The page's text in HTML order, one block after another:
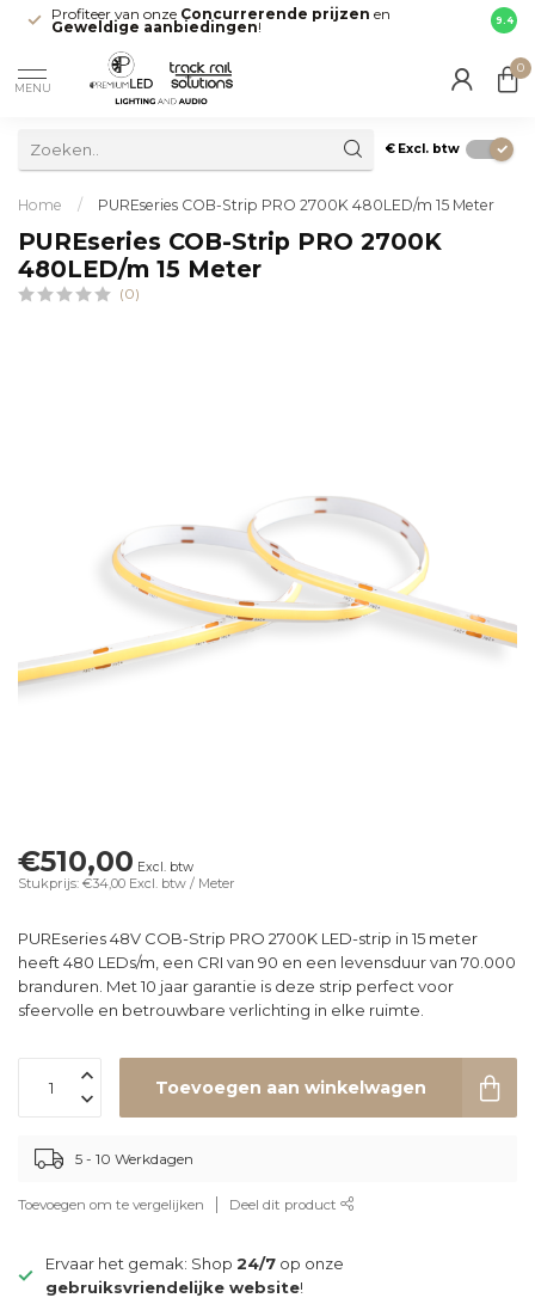
Profiteer van onze Concurrerende prijzen en
Geweldige aanbiedingen! direct
9.4
MENU
0
€ Excl. btw
Home / PUREseries COB-Strip PRO 2700K 480LED/m 15 Meter
PUREseries COB-Strip PRO 2700K
480LED/m 15 Meter
(0)
€510,00 Excl. btw
Stukprijs: €34,00 Excl. btw / Meter
PUREseries 48V COB-Strip PRO 2700K LED-strip in 15 meter
heeft 480 LEDs/m, een CRI van 90 en een levensduur van 70.000
branduren. Met 10 jaar garantie is deze strip perfect voor
sfeervolle en betrouwbare verlichting in elke ruimte.
Toevoegen aan winkelwagen
5 - 10 Werkdagen
Toevoegen om te vergelijken Deel dit product
Ervaar het gemak: Shop 24/7 op onze
gebruiksvriendelijke website!